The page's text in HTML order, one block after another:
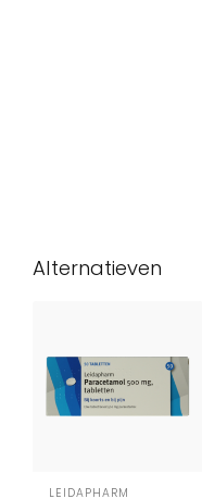
Alternatieven
LEIDAPHARM